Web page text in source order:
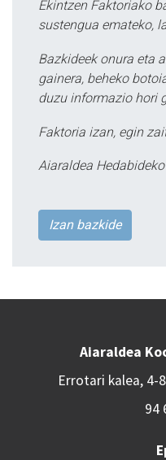
Ekintzen Faktoriako
sustengua emateko,
Bazkideek onura eta
gainera, beheko
duzu informazio hori
Faktoria izan, egin
Aiaraldea
Izan bazkide
Aiaraldea
Errotari kalea, 4-
94